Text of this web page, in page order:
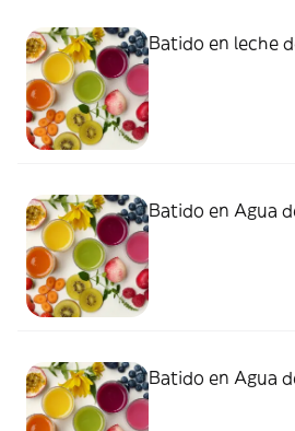
Batido en leche
Batido en Agua
Batido en Agua